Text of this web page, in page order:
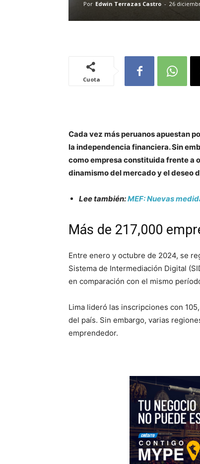
Por Edwin Terrazas Castro - 26
Cuota
Cada vez más peruanos apuestan
la independencia financiera. Sin
como empresa constituida frente a
dinamismo del mercado y el deseo
Lee también:MEF: Nuevas
Más de 217,000
Entre enero y octubre de 2024, se
Sistema de Intermediación Digital
en comparación con el mismo
Lima lideró las inscripciones con
del país. Sin embargo, varias
emprendedor.